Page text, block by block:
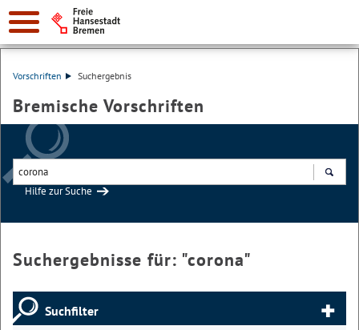
Vorschriften Suchergebnis
Bremische Vorschriften
Hilfe zur Suche
Suchergebnisse für: "corona"
Suchfilter